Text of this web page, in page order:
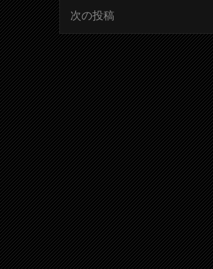
次の投稿